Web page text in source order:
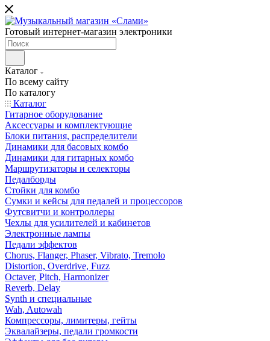
Готовый интернет-магазин электроники
Каталог
По всему сайту
По каталогу
Каталог
Гитарное оборудование
Аксессуары и комплектующие
Блоки питания, распределители
Динамики для басовых комбо
Динамики для гитарных комбо
Маршрутизаторы и селекторы
Педалборды
Стойки для комбо
Сумки и кейсы для педалей и процессоров
Футсвитчи и контроллеры
Чехлы для усилителей и кабинетов
Электронные лампы
Педали эффектов
Chorus, Flanger, Phaser, Vibrato, Tremolo
Distortion, Overdrive, Fuzz
Octaver, Pitch, Harmonizer
Reverb, Delay
Synth и специальные
Wah, Autowah
Компрессоры, лимитеры, гейты
Эквалайзеры, педали громкости